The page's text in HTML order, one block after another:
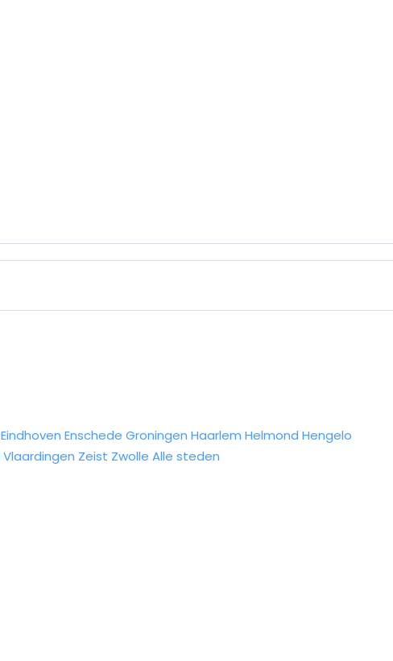
Eindhoven Enschede Groningen Haarlem Helmond Hengelo
Vlaardingen Zeist Zwolle Alle steden